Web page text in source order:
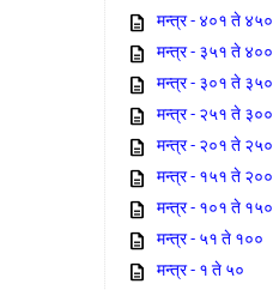
मन्त्र - ४०१ ते ४५०
मन्त्र - ३५१ ते ४००
मन्त्र - ३०१ ते ३५०
मन्त्र - २५१ ते ३००
मन्त्र - २०१ ते २५०
मन्त्र - १५१ ते २००
मन्त्र - १०१ ते १५०
मन्त्र - ५१ ते १००
मन्त्र - १ ते ५०